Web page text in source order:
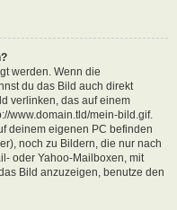
werden. Wenn die
du das Bild auch direkt
verlinken, das auf einem
www.domain.tld/mein-bild.gif.
deinem eigenen PC befinden
noch zu Bildern, die nur nach
oder Yahoo-Mailboxen, mit
Bild anzuzeigen, benutze den